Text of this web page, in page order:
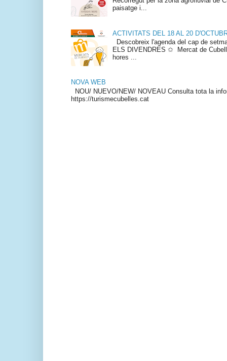
paisatge i...
ACTIVITATS DEL 18 AL 20
Descobreix l'agenda del cap de
ELS DIVENDRES ✩ Mercat de
hores ...
NOVA WEB
NOU/ NUEVO/NEW/ NOVEAU Consulta tota la
https://turismecubelles.cat